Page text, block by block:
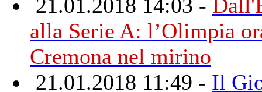
21.01.2018 14:03 -
alla Serie A: l’Olimpia
Cremona nel mirino
21.01.2018 11:49 - Il